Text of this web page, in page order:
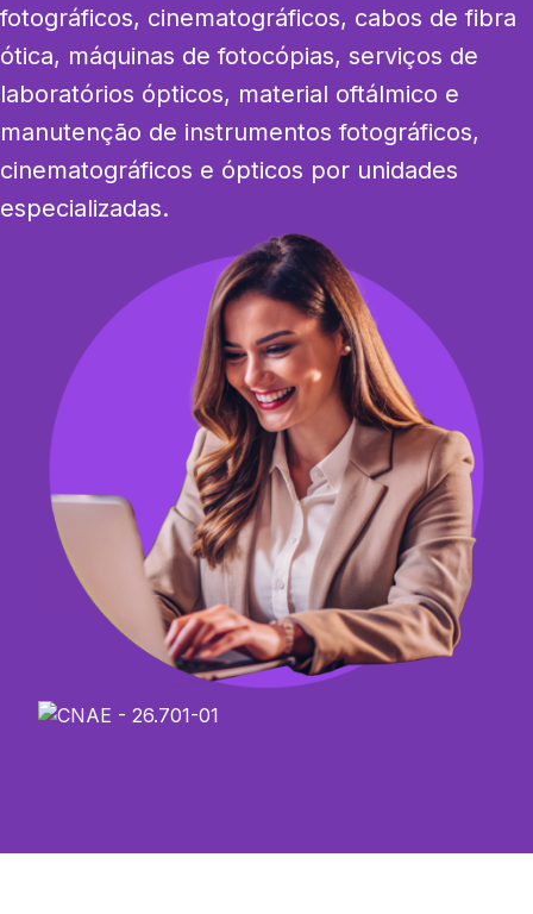
fotográficos, cinematográficos, cabos de fibra
ótica, máquinas de fotocópias, serviços de
laboratórios ópticos, material oftálmico e
manutenção de instrumentos fotográficos,
cinematográficos e ópticos por unidades
especializadas.